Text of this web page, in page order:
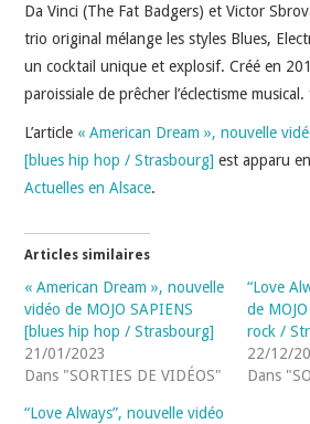
Da Vinci (The Fat Badgers) et Victor
trio original mélange les styles Blues,
un cocktail unique et explosif. Créé en
paroissiale de prêcher l’éclectisme
L’article « American Dream », nouvelle
[blues hip hop / Strasbourg] est apparu
Actuelles en Alsace.
Articles similaires
« American Dream », nouvelle
vidéo de MOJO SAPIENS
[blues hip hop / Strasbourg]
21/01/2023
Dans "SORTIES DE VIDÉOS"
“Love
de
rock /
22/12/
Dans
“Love Always”, nouvelle vidéo